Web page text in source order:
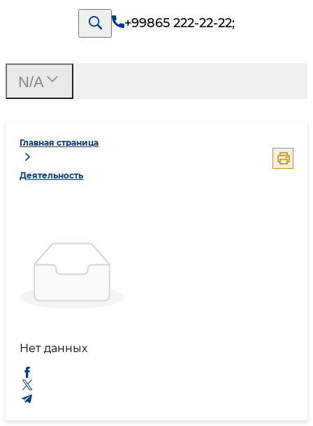
+99865 222-22-22;
Главная страница
Деятельность
Нет данных
N/A